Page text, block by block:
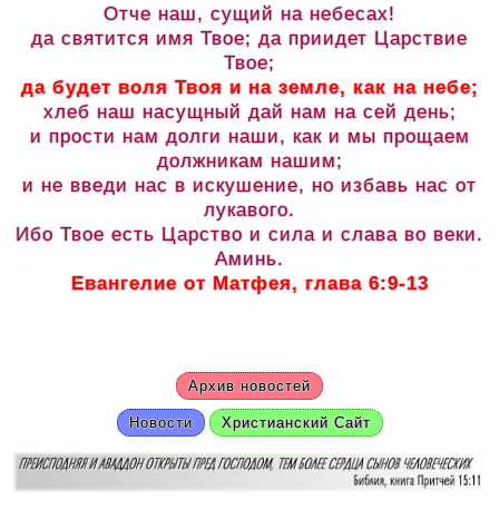
Отче наш, сущий на небесах!
да святится имя Твое; да приидет Царствие
Твое;
да будет воля Твоя и на земле, как на небе;
хлеб наш насущный дай нам на сей день;
и прости нам долги наши, как и мы прощаем
должникам нашим;
и не введи нас в искушение, но избавь нас от
лукавого.
Ибо Твое есть Царство и сила и слава во веки.
Аминь.
Евангелие от Матфея, глава 6:9-13
Архив новостей
Новости Христианский Сайт